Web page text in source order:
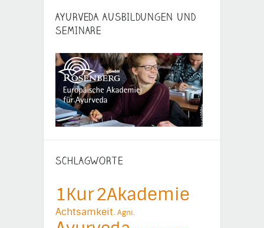
AYURVEDA AUSBILDUNGEN UND
SEMINARE
SCHLAGWORTE
1Kur2Akademie
Achtsamkeit. Agni.